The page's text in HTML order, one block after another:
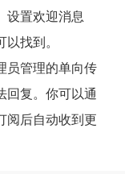
设置欢迎消息
找到。
员管理的单向传
回复。你可以通
阅后自动收到更